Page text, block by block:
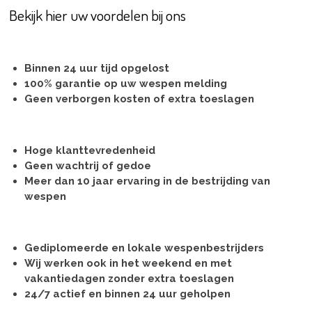
Bekijk hier uw voordelen bij ons
Binnen 24 uur tijd opgelost
100% garantie op uw wespen melding
Geen verborgen kosten of extra toeslagen
Hoge klanttevredenheid
Geen wachtrij of gedoe
Meer dan 10 jaar ervaring in de bestrijding van
wespen
Gediplomeerde en lokale wespenbestrijders
Wij werken ook in het weekend en met
vakantiedagen zonder extra toeslagen
24/7 actief en binnen 24 uur geholpen